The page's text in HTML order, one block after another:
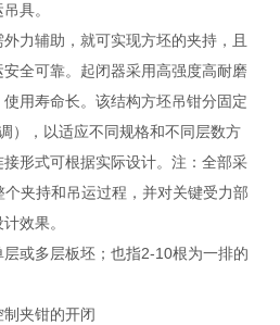
具。
力辅助，就可实现方坯的夹持，且
全可靠。起闭器采用高强度高耐磨
用寿命长。该结构方坯吊钳分固定
），以适应不同规格和不同层数方
形式可根据实际设计。注：全部采
夹持和吊运过程，并对关键受力部
效果。
或多层板坯；也指2-10根为一排的
夹钳的开闭